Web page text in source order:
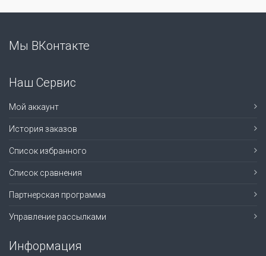
Мы ВКонтакте
Наш Сервис
Мой аккаунт
История заказов
Список избранного
Список сравнения
Партнерская программа
Управление рассылками
Информация